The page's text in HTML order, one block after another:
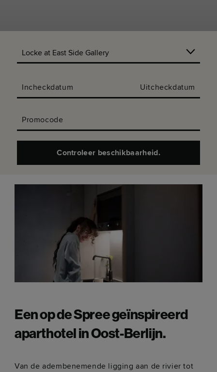
Incheckdatum Uitcheckdatum
Promocode
Controleer beschikbaarheid.
Een op de Spree geïnspireerd
aparthotel in Oost-Berlijn.
Van de adembenemende ligging aan de rivier tot